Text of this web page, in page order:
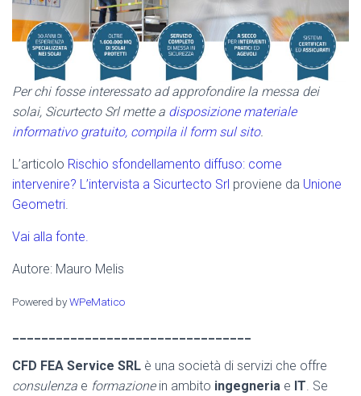
Per chi fosse interessato ad approfondire la messa dei
solai, Sicurtecto Srl mette a disposizione materiale
informativo gratuito, compila il form sul sito.
L’articolo Rischio sfondellamento diffuso: come
intervenire? L’intervista a Sicurtecto Srl proviene da Unione
Geometri.
Vai alla fonte.
Autore: Mauro Melis
Powered byWPeMatico
CFD FEA Service SRL è una società di servizi che offre
consulenza e formazionein ambito ingegneria e IT. Se